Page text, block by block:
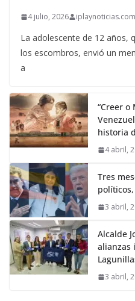
4 julio, 2026 iplaynoticias.com
La adolescente de 12 años,
los escombros, envió un
a
“Creer o
historia
4 abril,
Tres
3 abril,
Alcalde
alianzas
3 abril,